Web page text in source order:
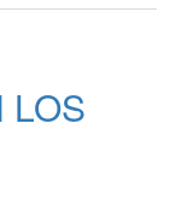
LOS